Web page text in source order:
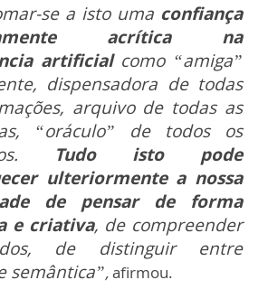
se a isto uma confiança
acrítica na
artificial como “amiga”
dispensadora de todas
arquivo de todas as
“oráculo” de todos os
Tudo isto pode
ulteriormente a nossa
de pensar de forma
e criativa, de compreender
de distinguir entre
semântica”,afirmou.